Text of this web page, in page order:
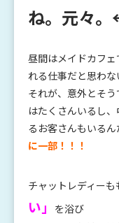
ね。元々
昼間はメイドカフ
れる仕事だと思わな
それが、意外とそ
はたくさんいるし
るお客さんもいるん
に一部！！！
チャットレディー
い」
を浴び